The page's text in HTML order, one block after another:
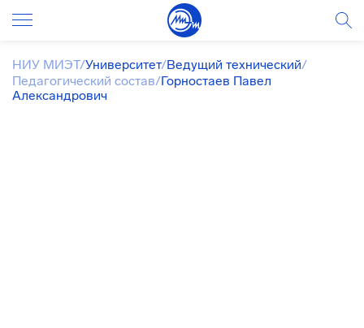
НИУ МИЭТ/Университет/Ведущий технический/
Педагогический состав/Горностаев Павел
Александрович